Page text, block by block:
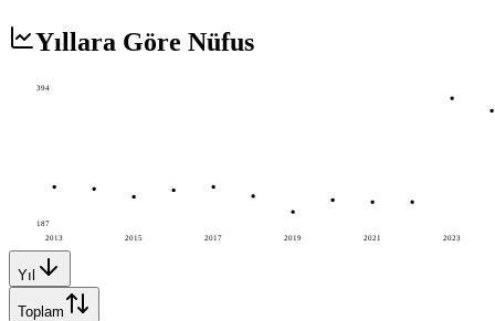
Yıllara Göre Nüfus
2013 2015 2017 2019 2021 2023
394
187
Yıl
Toplam